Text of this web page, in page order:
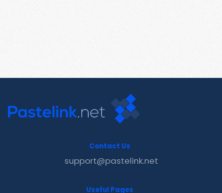
Contact Us
support@pastelink.net
Useful Pages